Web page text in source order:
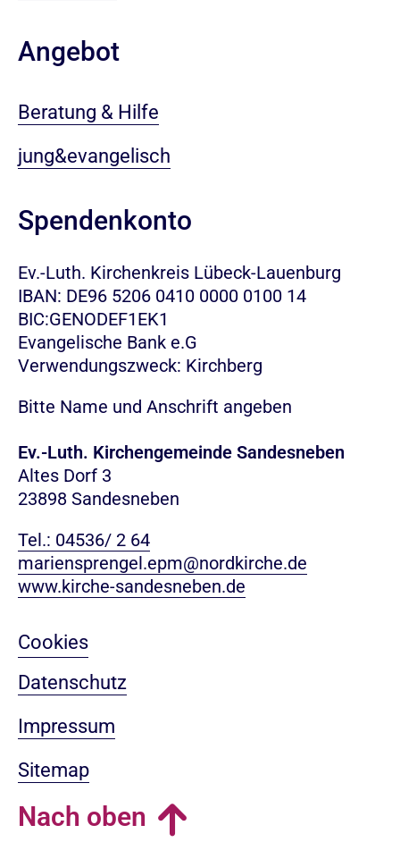
Angebot
Beratung & Hilfe
jung&evangelisch
Spendenkonto
Ev.-Luth. Kirchenkreis Lübeck-Lauenburg
IBAN: DE96 5206 0410 0000 0100 14
BIC:GENODEF1EK1
Evangelische Bank e.G
Verwendungszweck: Kirchberg
Bitte Name und Anschrift angeben
Ev.-Luth. Kirchengemeinde Sandesneben
Altes Dorf 3
23898 Sandesneben
Tel.: 04536/ 2 64
mariensprengel.epm@nordkirche.de
www.kirche-sandesneben.de
Cookies
Datenschutz
Impressum
Sitemap
Nach oben